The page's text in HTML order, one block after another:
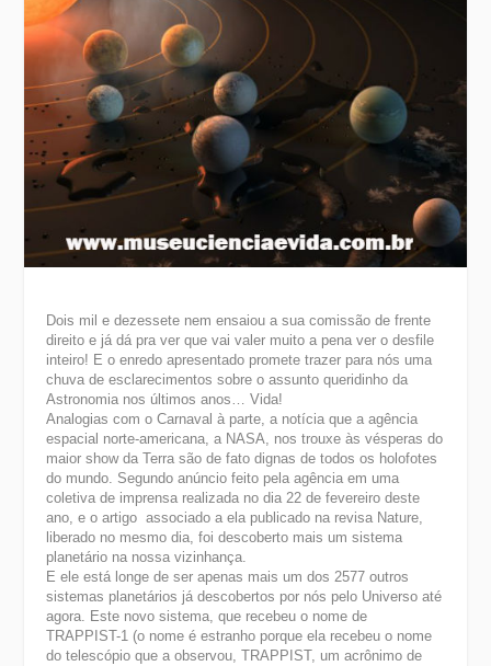
Dois mil e dezessete nem ensaiou a sua comissão de frente
direito e já dá pra ver que vai valer muito a pena ver o desfile
inteiro! E o enredo apresentado promete trazer para nós uma
chuva de esclarecimentos sobre o assunto queridinho da
Astronomia nos últimos anos… Vida!
Analogias com o Carnaval à parte, a notícia que a agência
espacial norte-americana, a NASA, nos trouxe às vésperas do
maior show da Terra são de fato dignas de todos os holofotes
do mundo. Segundo anúncio feito pela agência em uma
coletiva de imprensa realizada no dia 22 de fevereiro deste
ano, e o artigo associado a ela publicado na revisa Nature,
liberado no mesmo dia, foi descoberto mais um sistema
planetário na nossa vizinhança.
E ele está longe de ser apenas mais um dos 2577 outros
sistemas planetários já descobertos por nós pelo Universo até
agora. Este novo sistema, que recebeu o nome de
TRAPPIST-1 (o nome é estranho porque ela recebeu o nome
do telescópio que a observou, TRAPPIST, um acrônimo de